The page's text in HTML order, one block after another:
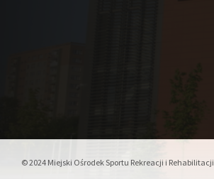
© 2024 Miejski Ośrodek Sportu Rekreacji i Rehabilitacji